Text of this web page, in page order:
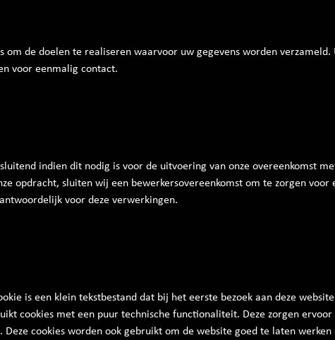
de doelen te realiseren waarvoor uw gegevens worden verzameld.
voor eenmalig contact.
indien dit nodig is voor de uitvoering van onze overeenkomst
opdracht, sluiten wij een bewerkersovereenkomst om te zorgen voor
voor deze verwerkingen.
is een klein tekstbestand dat bij het eerste bezoek aan deze
cookies met een puur technische functionaliteit. Deze zorgen
cookies worden ook gebruikt om de website goed te laten werken